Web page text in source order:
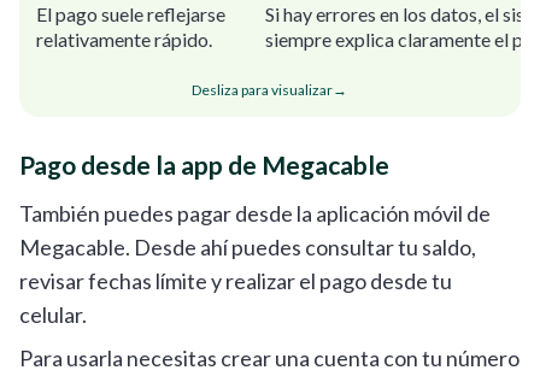
El pago suele reflejarse
relativamente rápido.
Si hay errores en los datos, el
siempre explica claramente el
Desliza para visualizar→
Pago desde la app de Megacable
También puedes pagar desde la aplicación móvil de
Megacable. Desde ahí puedes consultar tu saldo,
revisar fechas límite y realizar el pago desde tu
celular.
Para usarla necesitas crear una cuenta con tu número